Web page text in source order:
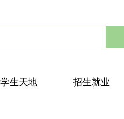
学生天地 招生就业